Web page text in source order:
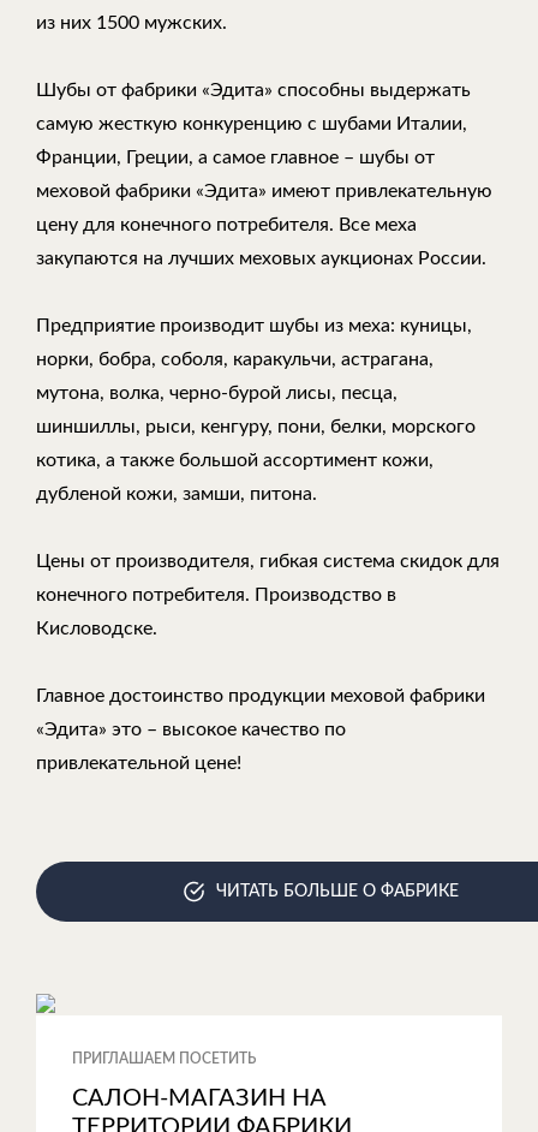
из них 1500 мужских.
Шубы от фабрики «Эдита» способны выдержать
самую жесткую конкуренцию с шубами Италии,
Франции, Греции, а самое главное – шубы от
меховой фабрики «Эдита» имеют привлекательную
цену для конечного потребителя. Все меха
закупаются на лучших меховых аукционах России.
Предприятие производит шубы из меха: куницы,
норки, бобра, соболя, каракульчи, астрагана,
мутона, волка, черно-бурой лисы, песца,
шиншиллы, рыси, кенгуру, пони, белки, морского
котика, а также большой ассортимент кожи,
дубленой кожи, замши, питона.
Цены от производителя, гибкая система скидок для
конечного потребителя. Производство в
Кисловодске.
Главное достоинство продукции меховой фабрики
«Эдита» это – высокое качество по
привлекательной цене!
ЧИТАТЬ БОЛЬШЕ О ФАБРИКЕ
ПРИГЛАШАЕМ ПОСЕТИТЬ
САЛОН-МАГАЗИН НА
ТЕРРИТОРИИ ФАБРИКИ